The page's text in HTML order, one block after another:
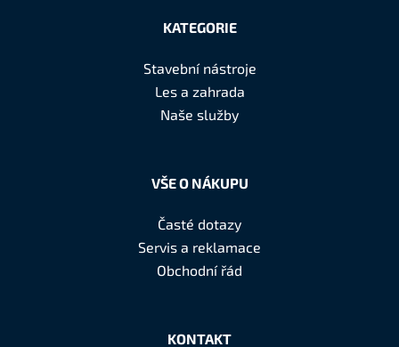
KATEGORIE
Stavební nástroje
Les a zahrada
Naše služby
VŠE O NÁKUPU
Časté dotazy
Servis a reklamace
Obchodní řád
KONTAKT